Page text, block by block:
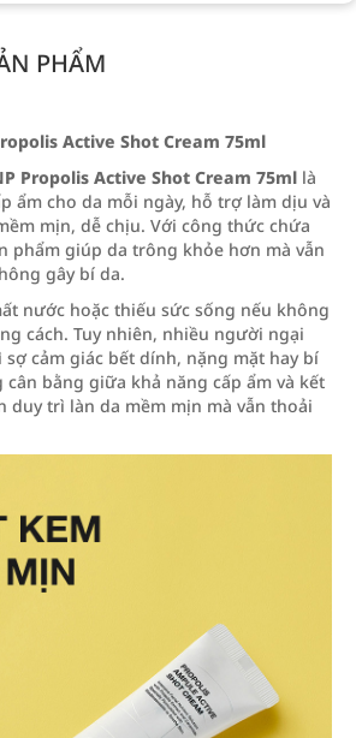
PHẨM
Active Shot Cream 75ml
Propolis Active Shot Cream 75ml là
ẩm cho da mỗi ngày, hỗ trợ làm dịu và
mịn, dễ chịu. Với công thức chứa
phẩm giúp da trông khỏe hơn mà vẫn
gây bí da.
nước hoặc thiếu sức sống nếu không
cách. Tuy nhiên, nhiều người ngại
cảm giác bết dính, nặng mặt hay bí
bằng giữa khả năng cấp ẩm và kết
duy trì làn da mềm mịn mà vẫn thoải